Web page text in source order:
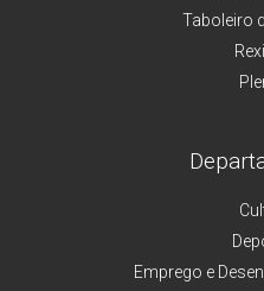
Taboleiro
Emprego e